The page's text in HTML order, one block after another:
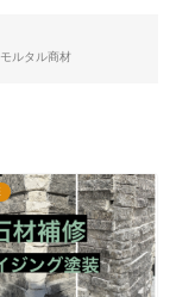
ルタル商材